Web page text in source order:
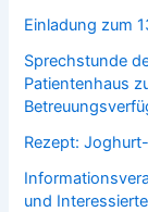
Einladung zum
Sprechstunde
Patientenhaus
Rezept:
und Interessierte